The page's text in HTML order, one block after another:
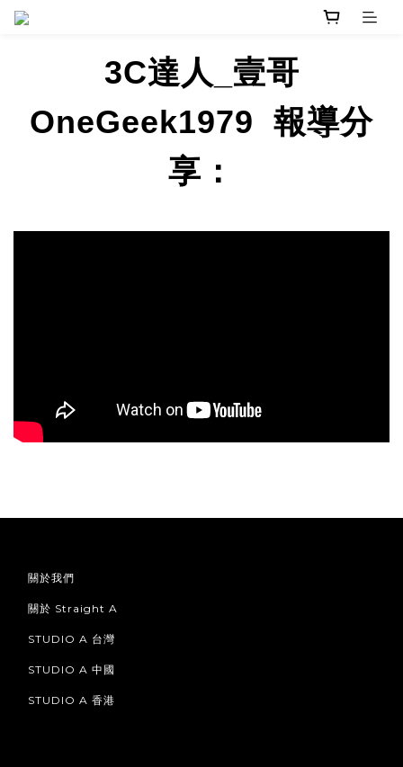
3C達人_壹哥
OneGeek1979 報導分
享：
關於我們
關於 Straight A
STUDIO A 台灣
STUDIO A 中國
STUDIO A 香港